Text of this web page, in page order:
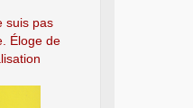
suis pas
Éloge de